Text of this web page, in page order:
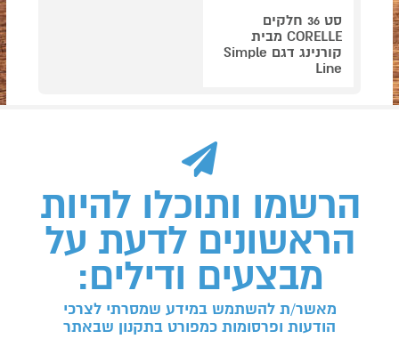
סט 36 חלקים
CORELLE מבית
קורנינג דגם Simple
Line
הרשמו ותוכלו להיות
הראשונים לדעת על
מבצעים ודילים:
מאשר/ת להשתמש במידע שמסרתי לצרכי
הודעות ופרסומות כמפורט בתקנון שבאתר